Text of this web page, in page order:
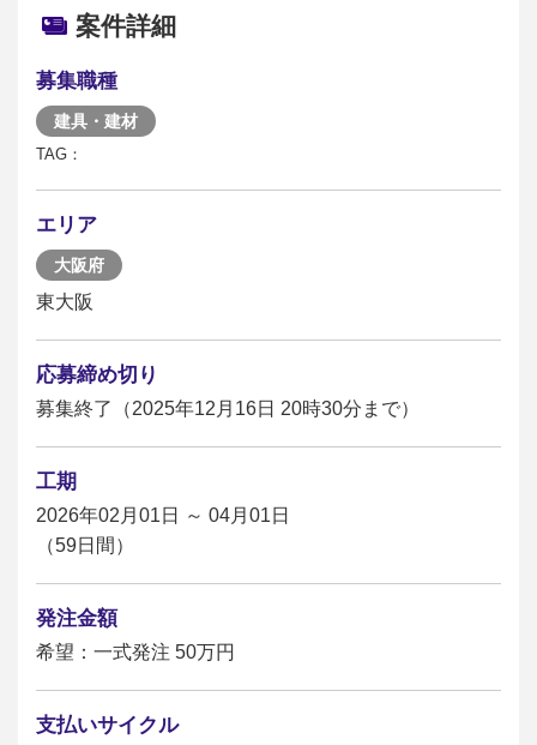
案件詳細
募集職種
建具・建材
TAG：
エリア
大阪府
東大阪
応募締め切り
募集終了（2025年12月16日 20時30分まで）
工期
2026年02月01日 ～ 04月01日
（59日間）
発注金額
希望：一式発注 50万円
支払いサイクル